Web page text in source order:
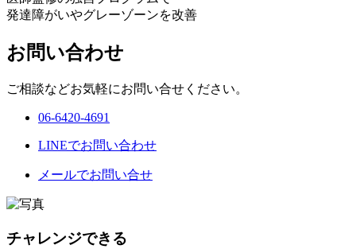
発達障がいやグレーゾーンを改善
お問い合わせ
ご相談などお気軽にお問い合せください。
06-6420-4691
LINEでお問い合わせ
メールでお問い合せ
チャレンジできる